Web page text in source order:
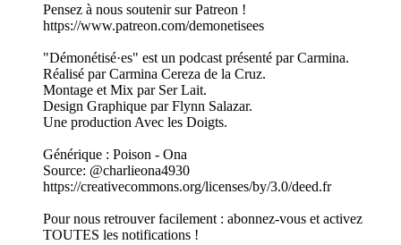
Pensez à nous soutenir sur Patreon !
https://www.patreon.com/demonetisees
"Démonétisé·es" est un podcast présenté par Carmina.
Réalisé par Carmina Cereza de la Cruz.
Montage et Mix par Ser Lait.
Design Graphique par Flynn Salazar.
Une production Avec les Doigts.
Générique : Poison - Ona
Source: @charlieona4930
https://creativecommons.org/licenses/by/3.0/deed.fr
Pour nous retrouver facilement : abonnez-vous et activez
TOUTES les notifications !